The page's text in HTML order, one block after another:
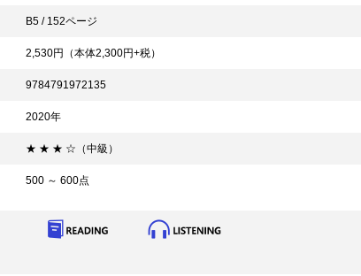
B5 / 152ページ
2,530円（本体2,300円+税）
9784791972135
2020年
★ ★ ★ ☆（中級）
500 ～ 600点